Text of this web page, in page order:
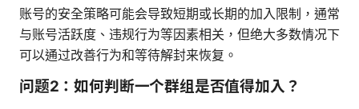
账号的安全策略可能会导致短期或长期的加入限制，通常
与账号活跃度、违规行为等因素相关，但绝大多数情况下
可以通过改善行为和等待解封来恢复。
问题2：如何判断一个群组是否值得加入？